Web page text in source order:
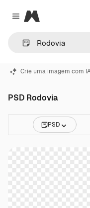
Close menu
Magnific
Crie uma imagem com
PSD Rodovia
PSD